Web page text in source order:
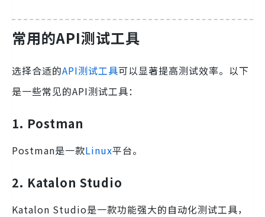
常用的API测试工具
选择合适的API测试工具可以显著提高测试效率。以下
是一些常见的API测试工具：
1. Postman
Postman是一款Linux平台。
2. Katalon Studio
Katalon Studio是一款功能强大的自动化测试工具，